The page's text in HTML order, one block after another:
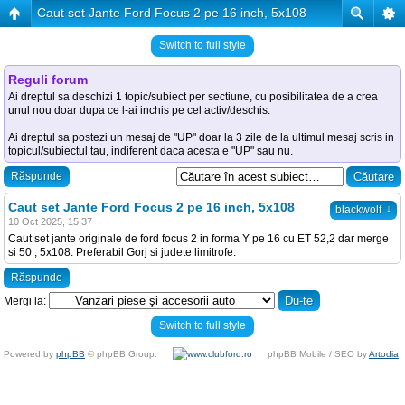
Caut set Jante Ford Focus 2 pe 16 inch, 5x108
Switch to full style
Reguli forum
Ai dreptul sa deschizi 1 topic/subiect per sectiune, cu posibilitatea de a crea
unul nou doar dupa ce l-ai inchis pe cel activ/deschis.
Ai dreptul sa postezi un mesaj de "UP" doar la 3 zile de la ultimul mesaj scris in
topicul/subiectul tau, indiferent daca acesta e "UP" sau nu.
Răspunde
blackwolf ↓
Caut set Jante Ford Focus 2 pe 16 inch, 5x108
10 Oct 2025, 15:37
Caut set jante originale de ford focus 2 in forma Y pe 16 cu ET 52,2 dar merge
si 50 , 5x108. Preferabil Gorj si judete limitrofe.
Răspunde
Mergi la:
Switch to full style
Powered by phpBB © phpBB Group. phpBB Mobile / SEO byArtodia